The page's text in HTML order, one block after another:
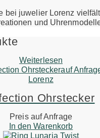
bei juwelier Lorenz
und
Weiterlesen
auf
Lorenz
Ohrstecker
Preis auf Anfrage
In den Warenkorb